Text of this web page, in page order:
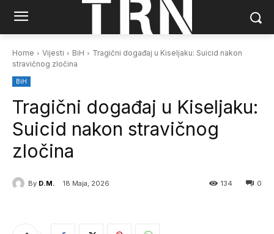
Home Vijesti BiH
Tragični događaj u Kiseljaku: Suicid nakon
stravičnog zločina
BiH
Tragični događaj u Kiseljaku:
Suicid nakon stravičnog
zločina
By D.M. 18 Maja, 2026 0
134